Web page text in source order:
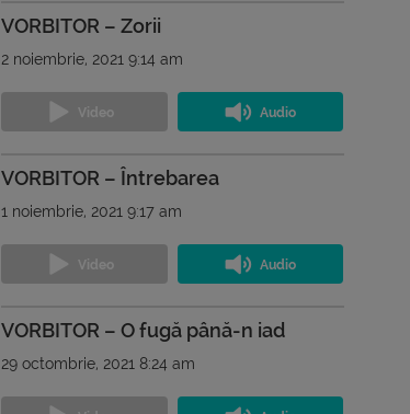
VORBITOR – Zorii
2 noiembrie, 2021 9:14 am
VORBITOR – Întrebarea
1 noiembrie, 2021 9:17 am
VORBITOR – O fugă până-n iad
29 octombrie, 2021 8:24 am